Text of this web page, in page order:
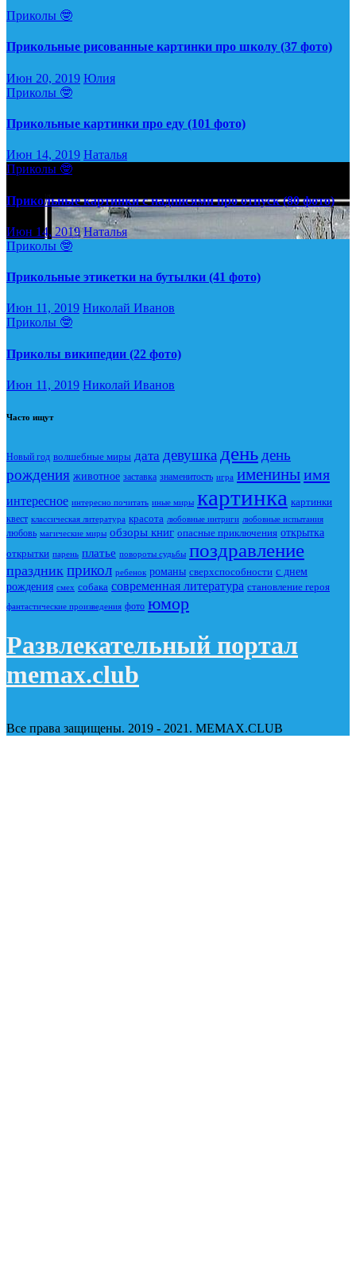
Приколы 🤓
Прикольные рисованные картинки про школу (37 фото)
Июн 20, 2019 Юлия
Приколы 🤓
Прикольные картинки про еду (101 фото)
Июн 14, 2019 Наталья
Приколы 🤓
Прикольные картинки с надписями про отпуск (80 фото)
Июн 14, 2019 Наталья
Приколы 🤓
Прикольные этикетки на бутылки (41 фото)
Июн 11, 2019 Николай Иванов
Приколы 🤓
Приколы википедии (22 фото)
Июн 11, 2019 Николай Иванов
Часто ищут
Новый год волшебные миры дата девушка день день
рождения животное заставка знаменитость игра имениныимя
интересное интересно почитать иные миры картинка картинки
квест классическая литература красота любовные интриги любовные испытания
любовь магические миры обзоры книг опасные приключения открытка
открытки парень платье повороты судьбы поздравление
праздник прикол ребенок романы сверхспособности с днем
рождения смех собака современная литература становление героя
фантастические произведения фото юмор
Развлекательный портал
memax.club
Все права защищены. 2019 - 2021. MEMAX.CLUB